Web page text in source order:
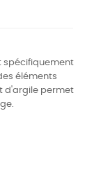
spécifiquement
éléments
d'argile permet